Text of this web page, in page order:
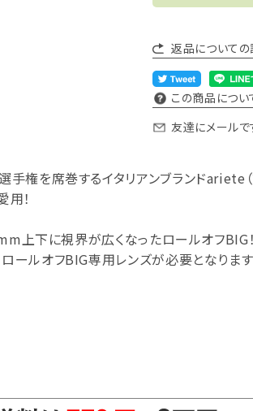
返品について
この商品につ
友達にメール
手権を席巻するイタリアンブランドariete
用！
上下に視界が広くなったロールオフBIG
ールオフBIG専用レンズが必要となります